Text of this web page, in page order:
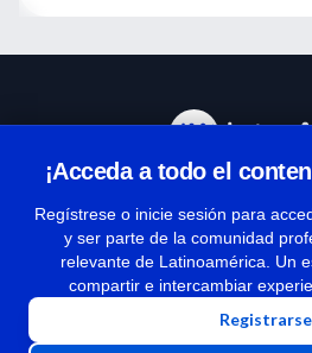
¡Acceda a todo el
Regístrese o inicie sesión para
y ser parte de la comunidad
relevante de Latinoamérica. Un
compartir e intercambiar
Registrarse
Términos y
| Políticas de
| Todos los derechos reservados |